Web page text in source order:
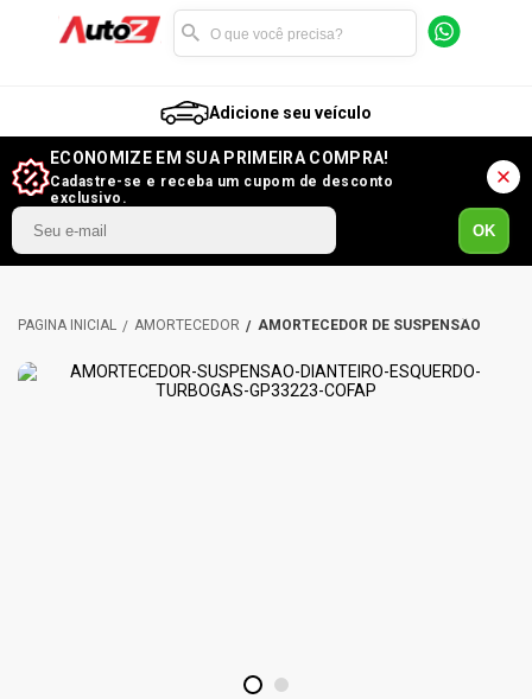
Adicione seu veículo
ECONOMIZE EM SUA PRIMEIRA COMPRA!
Cadastre-se e receba um cupom de desconto
exclusivo.
OK
AMORTECEDOR AMORTECEDOR DE SUSPENSÃO
1 2